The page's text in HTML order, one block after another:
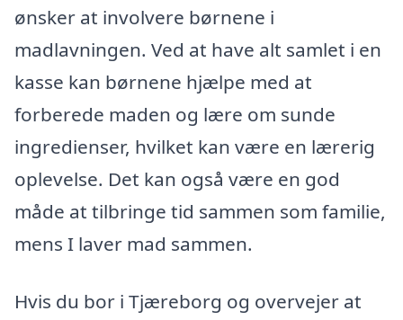
ønsker at involvere børnene i
madlavningen. Ved at have alt samlet i en
kasse kan børnene hjælpe med at
forberede maden og lære om sunde
ingredienser, hvilket kan være en lærerig
oplevelse. Det kan også være en god
måde at tilbringe tid sammen som familie,
mens I laver mad sammen.
Hvis du bor i Tjæreborg og overvejer at